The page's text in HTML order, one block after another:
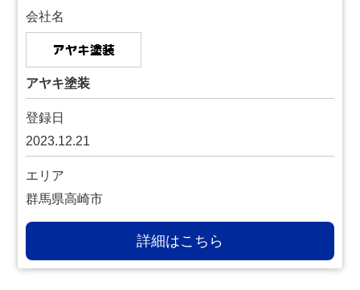
会社名
アヤキ塗装
登録日
2023.12.21
エリア
群馬県高崎市
詳細はこちら